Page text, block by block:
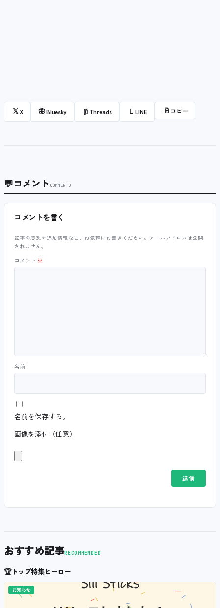
𝕏X 🦋Bluesky @ Threads L LINE ⎘ コピー
💬コメント COMMENTS
コメントを書く
記事の感想や追加情報など、お気軽にお書きください。メールアドレスは公開
されません。
コメント ※
名前
名前を保存する。
画像を添付（任意）
おすすめ記事RECOMMENDED
🏆トップ特集ヒーロー
お知らせ